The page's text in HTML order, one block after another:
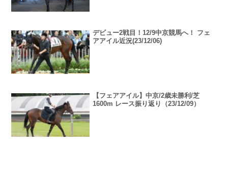
デビュー2戦目！12/9中京競馬へ！ フェ
アアイル近況(23/12/06)
【フェアアイル】中京/2歳未勝利/芝
1600m レース振り返り（23/12/09）